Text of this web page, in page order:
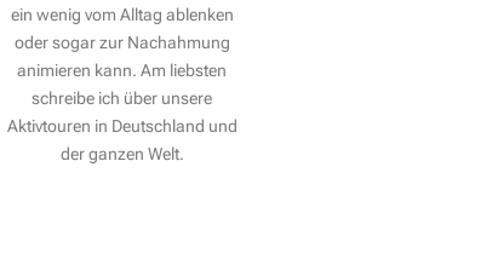
ein wenig vom Alltag ablenken
oder sogar zur Nachahmung
animieren kann. Am liebsten
schreibe ich über unsere
Aktivtouren in Deutschland und
der ganzen Welt.